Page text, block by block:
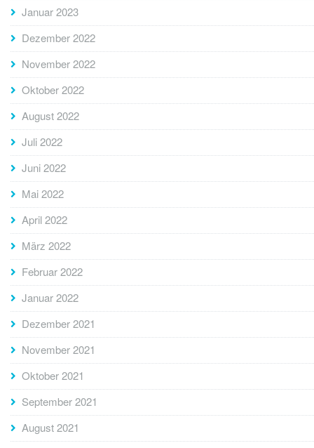
Januar 2023
Dezember 2022
November 2022
Oktober 2022
August 2022
Juli 2022
Juni 2022
Mai 2022
April 2022
März 2022
Februar 2022
Januar 2022
Dezember 2021
November 2021
Oktober 2021
September 2021
August 2021